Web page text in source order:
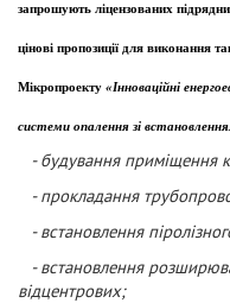
запрошують ліцензованих
цінові пропозиції для виконання
Мікропроекту «Інноваційні
системи опалення зі
- будування приміщення
- прокладання
- встановлення
- встановлення
відцентрових;